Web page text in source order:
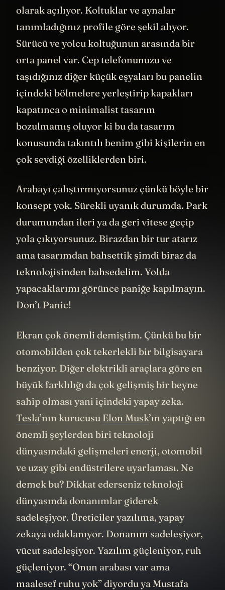
olarak açılıyor. Koltuklar ve aynalar
tanımladığınız profile göre şekil alıyor.
Sürücü ve yolcu koltuğunun arasında bir
orta panel var. Cep telefonunuzu ve
taşıdığınız diğer küçük eşyaları bu panelin
içindeki bölmelere yerleştirip kapakları
kapatınca o minimalist tasarım
bozulmamış oluyor ki bu da tasarım
konusunda takıntılı benim gibi kişilerin en
çok sevdiği özelliklerden biri.
Arabayı çalıştırmıyorsunuz çünkü böyle bir
konsept yok. Sürekli uyanık durumda. Park
durumundan ileri ya da geri vitese geçip
yola çıkıyorsunuz. Birazdan bir tur atarız
ama tasarımdan bahsettik şimdi biraz da
teknolojisinden bahsedelim. Yolda
yapacaklarımı görünce paniğe kapılmayın.
Don’t Panic!
Ekran çok önemli demiştim. Çünkü bu bir
otomobilden çok tekerlekli bir bilgisayara
benziyor. Diğer elektrikli araçlara göre en
büyük farklılığı da çok gelişmiş bir beyne
sahip olması yani içindeki yapay zeka.
Tesla’nın kurucusu Elon Musk’ın yaptığı en
önemli şeylerden biri teknoloji
dünyasındaki gelişmeleri enerji, otomobil
ve uzay gibi endüstrilere uyarlaması. Ne
demek bu? Dikkat ederseniz teknoloji
dünyasında donanımlar giderek
sadeleşiyor. Üreticiler yazılıma, yapay
zekaya odaklanıyor. Donanım sadeleşiyor,
vücut sadeleşiyor. Yazılım güçleniyor, ruh
güçleniyor. “Onun arabası var ama
maalesef ruhu yok” diyordu ya Mustafa